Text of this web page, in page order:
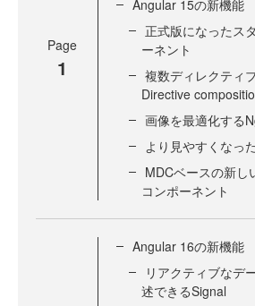
Page
1
Angular 15の新機能
正式版になったス
ーネント
複数ディレクティ
Directive
画像を最適化する
より見やすくなっ
MDCベースの新し
コンポーネント
Angular 16の新機能
リアクティブなデ
述できるSignal